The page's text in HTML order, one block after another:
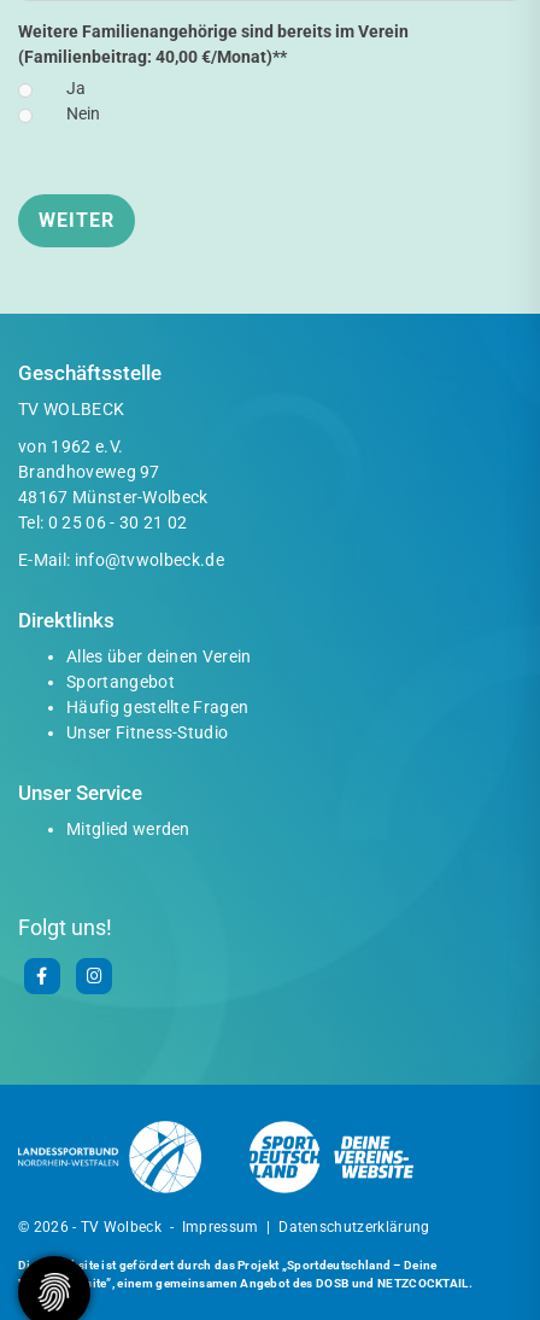
Weitere Familienangehörige sind bereits im Verein
(Familienbeitrag: 40,00 €/Monat)**
Ja
Nein
Geschäftsstelle
TV WOLBECK
von 1962 e.V.
Brandhoveweg 97
48167 Münster-Wolbeck
Tel: 0 25 06 - 30 21 02
E-Mail: info@tvwolbeck.de
Direktlinks
Alles über deinen Verein
Sportangebot
Häufig gestellte Fragen
Unser Fitness-Studio
Unser Service
Mitglied werden
Folgt uns!
© 2026 - TV Wolbeck - Impressum Datenschutzerklärung
Diese Website ist gefördert durch das Projekt„Sportdeutschland – Deine
Vereinswebsite”, einem gemeinsamen Angebot des DOSB und NETZCOCKTAIL.